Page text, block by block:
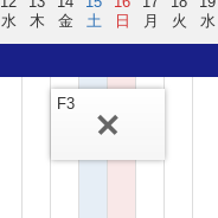
水
木
金
土
日
月
火
水
F3